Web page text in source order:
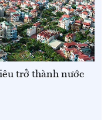
trở thành nước